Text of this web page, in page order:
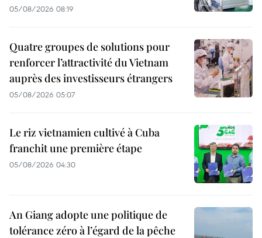
05/08/2026 08:19
Quatre groupes de solutions pour
renforcer l’attractivité du Vietnam
auprès des investisseurs étrangers
05/08/2026 05:07
Le riz vietnamien cultivé à Cuba
franchit une première étape
05/08/2026 04:30
An Giang adopte une politique de
tolérance zéro à l’égard de la pêche